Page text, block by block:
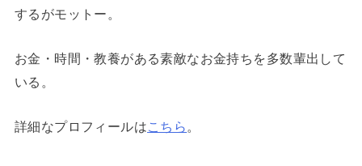
するがモットー。
お金・時間・教養がある素敵なお金持ちを多数輩出して
いる。
詳細なプロフィールはこちら。